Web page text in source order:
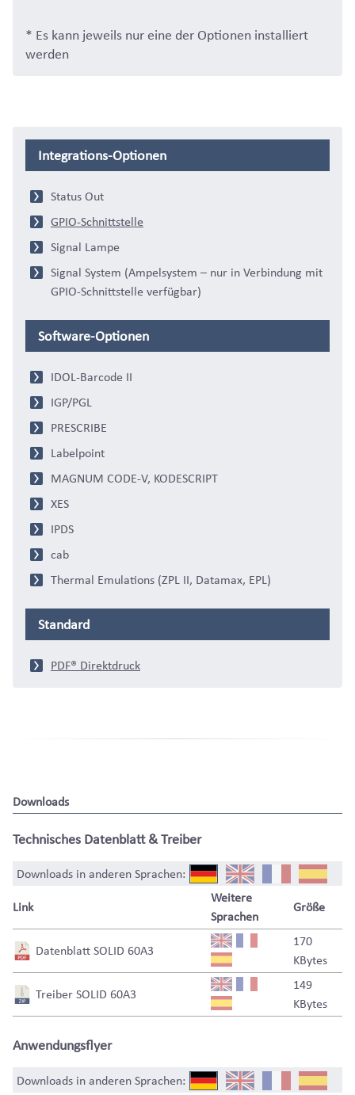
* Es kann jeweils nur eine der Optionen installiert
werden
Integrations-Optionen
Status Out
GPIO-Schnittstelle
Signal Lampe
Signal System (Ampelsystem – nur in Verbindung mit
GPIO-Schnittstelle verfügbar)
Software-Optionen
IDOL-Barcode II
IGP/PGL
PRESCRIBE
Labelpoint
MAGNUM CODE-V, KODESCRIPT
XES
IPDS
cab
Thermal Emulations (ZPL II, Datamax, EPL)
Standard
PDF® Direktdruck
Downloads
Technisches Datenblatt & Treiber
Downloads in anderen Sprachen:
Link
Weitere
Sprachen
Größe
Datenblatt SOLID 60A3
170
KBytes
Treiber SOLID 60A3
149
KBytes
Anwendungsflyer
Downloads in anderen Sprachen: